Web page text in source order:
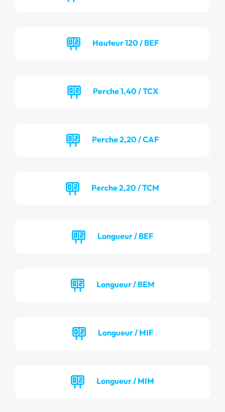
Hauteur 120 / BEF
Perche 1,40 / TCX
Perche 2,20 / CAF
Perche 2,20 / TCM
Longueur / BEF
Longueur / BEM
Longueur / MIF
Longueur / MIM